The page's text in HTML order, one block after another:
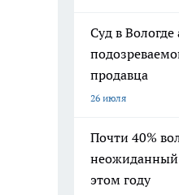
Суд в Вологде
продавца
26 июля
Почти 40%
неожиданный
этом году